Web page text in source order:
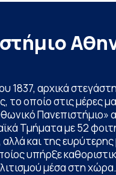
1837, αρχικά
οποίο στις μέρες
Τμήματα με 52
και της ευρύτερης
υπήρξε
μέσα στη χώρα.